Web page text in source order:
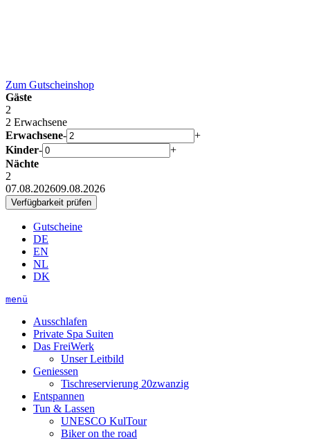
Zum Gutscheinshop
Gäste
2
2 Erwachsene
Erwachsene-
+
Kinder-
+
Nächte
2
07.08.202609.08.2026
Gutscheine
DE
EN
NL
DK
menü
Ausschlafen
Private Spa Suiten
Das FreiWerk
Unser Leitbild
Geniessen
Tischreservierung 20zwanzig
Entspannen
Tun & Lassen
UNESCO KulTour
Biker on the road